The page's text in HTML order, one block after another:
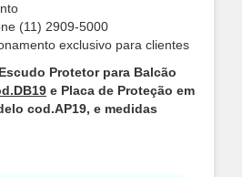
(11) 2909-5000
exclusivo para clientes
Protetor para Balcão
e Placa de Proteção em
cod.AP19, e medidas